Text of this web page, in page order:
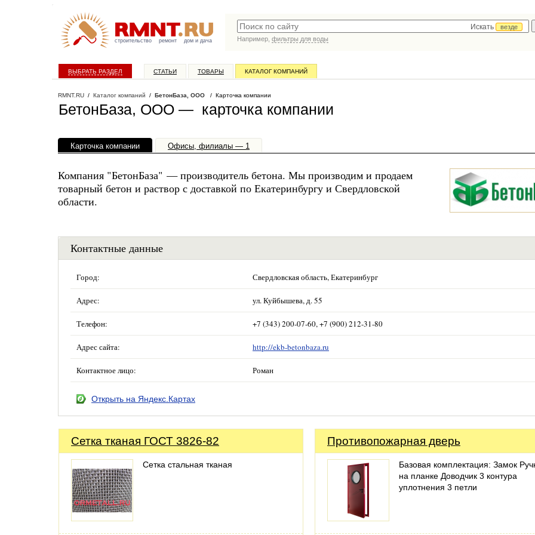
строительство ремонт дом и дача
Искать
везде
Например, фильтры для воды
ВЫБРАТЬ РАЗДЕЛ СТАТЬИ ТОВАРЫ КАТАЛОГ КОМПАНИЙ
RMNT.RU / Каталог компаний / БетонБаза, ООО / Карточка компании
БетонБаза, ООО — карточка компании
Карточка компании Офисы, филиалы — 1
Компания "БетонБаза" — производитель бетона. Мы производим и продаем
товарный бетон и раствор с доставкой по Екатеринбургу и Свердловской
области.
Контактные данные
Город: Свердловская область, Екатеринбург
Адрес: ул. Куйбышева, д. 55
Телефон: +7 (343) 200-07-60, +7 (900) 212-31-80
Адрес сайта: http://ekb-betonbaza.ru
Контактное лицо: Роман
Открыть на Яндекс.Картах
Сетка тканая ГОСТ 3826-82
Сетка стальная тканая
Противопожарная дверь
Базовая комплектация: Замок
на планке Доводчик 3 контура
уплотнения 3 петли